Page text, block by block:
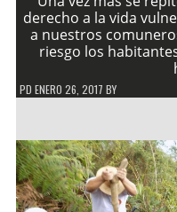
derecho a la vida
a nuestros
riesgo los
PD ENERO 26, 2017 BY